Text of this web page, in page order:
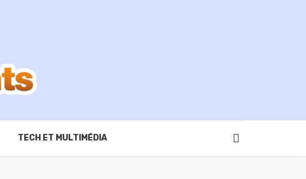
TECH ET MULTIMÉDIA